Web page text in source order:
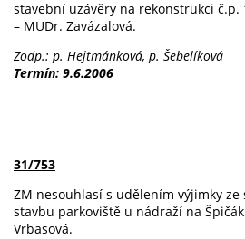
stavební uzávěry na rekonstrukci č.p.
– MUDr. Zavázalová.
Zodp.: p. Hejtmánková, p. Šebelíková
Termín: 9.6.2006
31/753
ZM nesouhlasí s udělením výjimky ze
stavbu parkoviště u nádraží na
Vrbasová.